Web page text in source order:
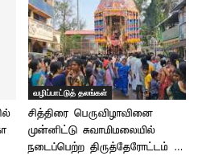
வழிப்பாட்டுத் தலங்கள்
சித்திரை பெருவிழாவினை
முன்னிட்டு சுவாமிமலையில்
நடைப்பெற்ற திருத்தேரோட்டம் …